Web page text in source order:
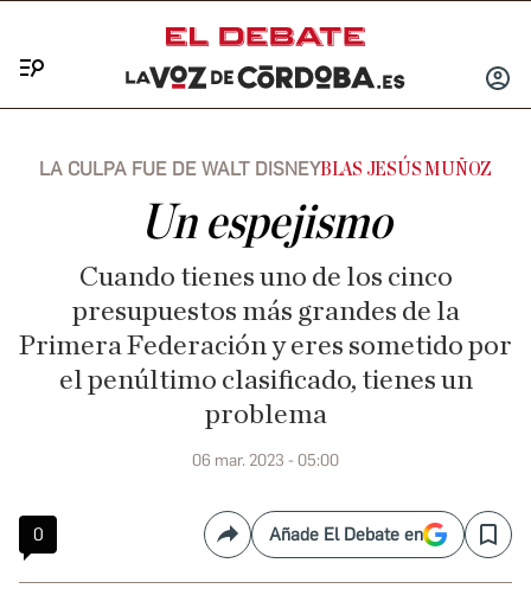
INICIAR
LA CULPA FUE DE WALT DISNEYBLAS JESÚS MUÑOZ
Un espejismo
Cuando tienes uno de los cinco
presupuestos más grandes de la
Primera Federación y eres sometido por
el penúltimo clasificado, tienes un
problema
06 mar. 2023 - 05:00
0 CompartirAñade El Debate en Save